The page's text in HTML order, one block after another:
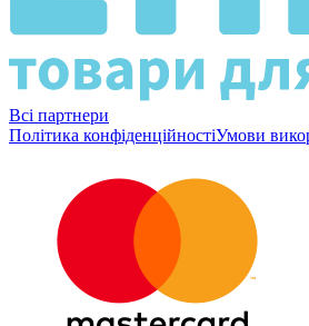
Всі партнери
Політика конфіденційностіУмови